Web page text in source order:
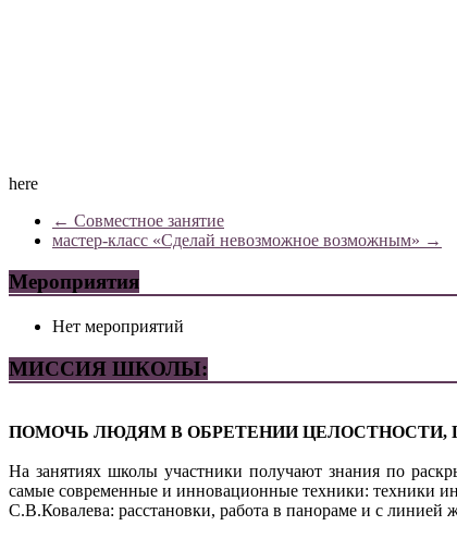
here
← Совместное занятие
мастер-класс «Сделай невозможное возможным» →
Мероприятия
Нет мероприятий
МИССИЯ ШКОЛЫ:
ПОМОЧЬ ЛЮДЯМ В ОБРЕТЕНИИ ЦЕЛОСТНОСТИ,
На занятиях школы участники получают знания по
самые современные и инновационные техники: техники
С.В.Ковалева: расстановки, работа в панораме и с